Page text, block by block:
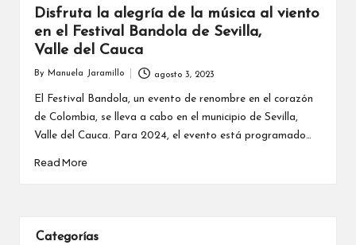
Disfruta la alegría de la música al viento
en el Festival Bandola de Sevilla,
Valle del Cauca
Posted
By Manuela Jaramillo agosto 3, 2023
El Festival Bandola, un evento de renombre en el corazón
de Colombia, se lleva a cabo en el municipio de Sevilla,
Valle del Cauca. Para 2024, el evento está programado…
Read More
Categorías